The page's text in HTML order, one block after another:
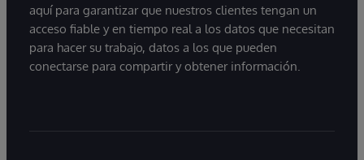
aquí para garantizar que nuestros clientes tengan un
acceso fiable y en tiempo real a los datos que necesitan
para hacer su trabajo, datos a los que pueden
conectarse para compartir y obtener información.